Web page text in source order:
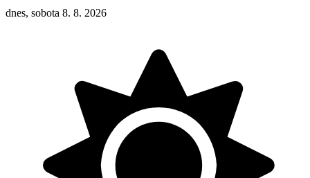
dnes, sobota 8. 8. 2026